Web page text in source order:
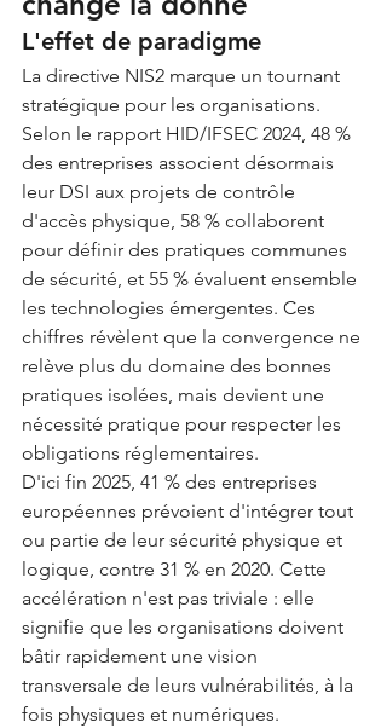
L'effet de paradigme
La directive NIS2 marque un tournant
stratégique pour les organisations.
Selon le rapport HID/IFSEC 2024, 48 %
des entreprises associent désormais
leur DSI aux projets de contrôle
d'accès physique, 58 % collaborent
pour définir des pratiques communes
de sécurité, et 55 % évaluent ensemble
les technologies émergentes. Ces
chiffres révèlent que la convergence ne
relève plus du domaine des bonnes
pratiques isolées, mais devient une
nécessité pratique pour respecter les
obligations réglementaires.
D'ici fin 2025, 41 % des entreprises
européennes prévoient d'intégrer tout
ou partie de leur sécurité physique et
logique, contre 31 % en 2020. Cette
accélération n'est pas triviale : elle
signifie que les organisations doivent
bâtir rapidement une vision
transversale de leurs vulnérabilités, à la
fois physiques et numériques.